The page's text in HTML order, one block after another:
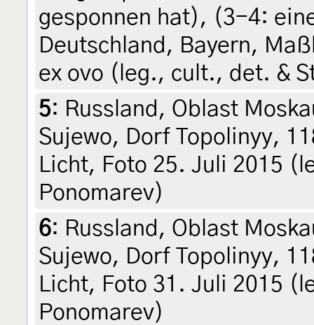
gesponnen hat), (3-4:
Deutschland, Bayern,
ex ovo (leg., cult., det. &
5: Russland, Oblast
Sujewo, Dorf Topolinyy,
Licht, Foto 25. Juli 2015
Ponomarev)
6: Russland, Oblast
Sujewo, Dorf Topolinyy,
Licht, Foto 31. Juli 2015
Ponomarev)